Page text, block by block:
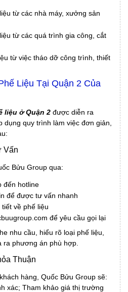
từ các nhà máy, xưởng sản
từ các quá trình gia công, cắt
từ việc tháo dỡ công trình, thiết
Liệu Tại Quận 2 Của
liệu ở Quận 2 được diễn ra
dụng quy trình làm việc đơn giản,
Vấn
Bửu Group qua:
đến hotline
để được tư vấn nhanh
về phế liệu
để yêu cầu gọi lại
nhu cầu, hiểu rõ loại phế liệu,
phương án phù hợp.
Thuận
hàng, Quốc Bửu Group sẽ:
xác; Tham khảo giá thị trường